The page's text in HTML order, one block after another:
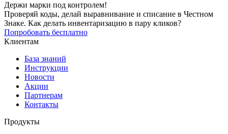
Держи марки под контролем!
Проверяй коды, делай выравнивание и списание в Честном
Знаке. Как делать инвентаризацию в пару кликов?
Попробовать бесплатно
Клиентам
База знаний
Инструкции
Новости
Акции
Партнерам
Контакты
Продукты